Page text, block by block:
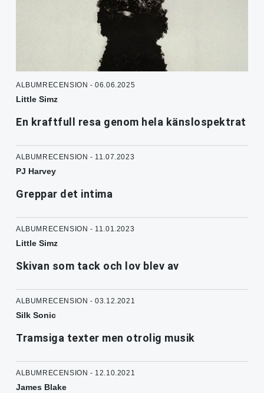
ALBUMRECENSION - 06.06.2025
Little Simz
En kraftfull resa genom hela känslospektrat
ALBUMRECENSION - 11.07.2023
PJ Harvey
Greppar det intima
ALBUMRECENSION - 11.01.2023
Little Simz
Skivan som tack och lov blev av
ALBUMRECENSION - 03.12.2021
Silk Sonic
Tramsiga texter men otrolig musik
ALBUMRECENSION - 12.10.2021
James Blake